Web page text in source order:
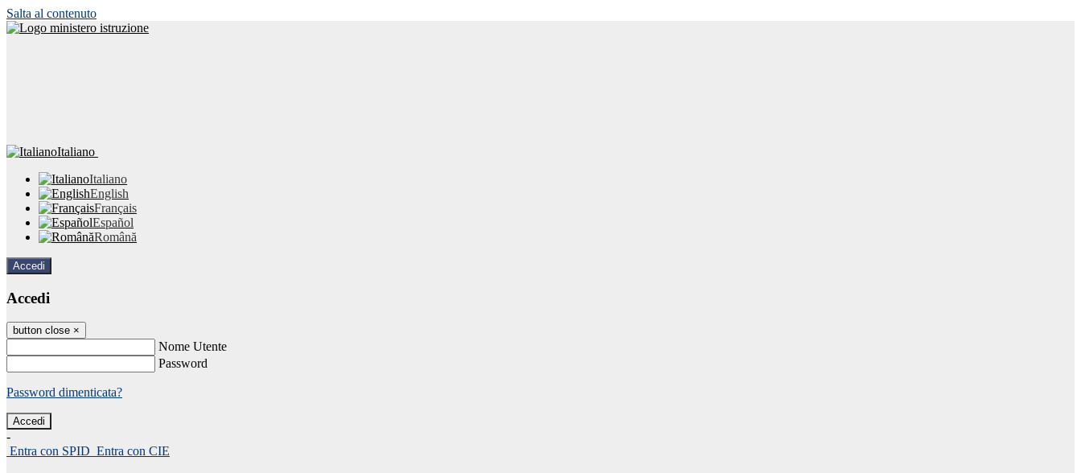
Salta al contenuto
Italiano
Italiano
English
Français
Español
Română
Accedi
Accedi
button close ×
Nome Utente
Password
Password dimenticata?
-
Entra con SPID Entra con CIE